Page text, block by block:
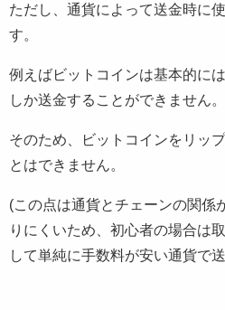
ただし、通貨によって送金時に
す。
例えばビットコインは基本的に
しか送金することができません。
そのため、ビットコインをリッ
とはできません。
(この点は通貨とチェーンの関係
りにくいため、初心者の場合は
して単純に手数料が安い通貨で